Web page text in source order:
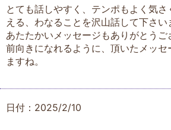
とても話しやすく、テンポもよく気
える、わなることを沢山話して下さい
あたたかいメッセージもありがとうご
前向きになれるように、頂いたメッセ
ますね。
日付：2025/2/10